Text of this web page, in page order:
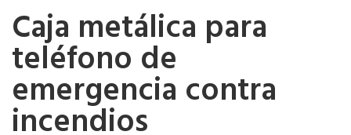
Caja metálica para
teléfono de
emergencia contra
incendios